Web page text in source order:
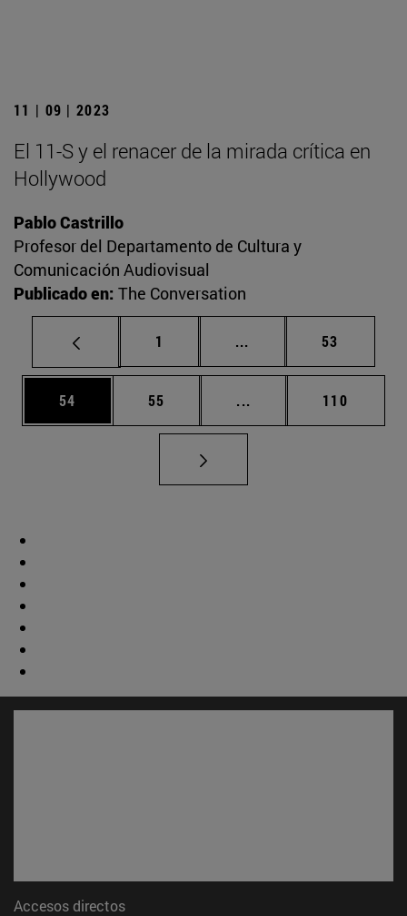
11 | 09 | 2023
El 11-S y el renacer de la mirada crítica en
Hollywood
Pablo Castrillo
Profesor del Departamento de Cultura y
Comunicación Audiovisual
Publicado en: The Conversation
Página
1 ... Páginas intermedias
Página
53
Página
54 Página
55 ... Páginas intermedias
Página
110
Accesos directos